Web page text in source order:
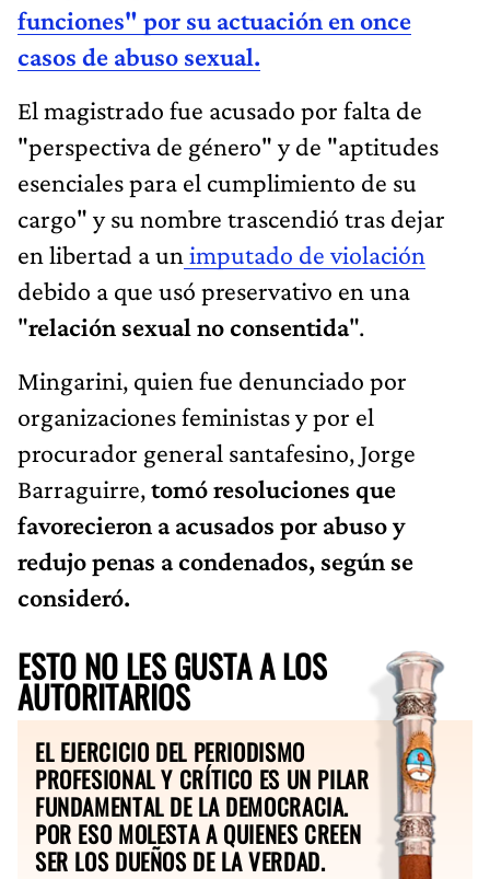
funciones" por su actuación en once
casos de abuso sexual.
El magistrado fue acusado por falta de
"perspectiva de género" y de "aptitudes
esenciales para el cumplimiento de su
cargo" y su nombre trascendió tras dejar
en libertad a un imputado de violación
debido a que usó preservativo en una
"relación sexual no consentida".
Mingarini, quien fue denunciado por
organizaciones feministas y por el
procurador general santafesino, Jorge
Barraguirre,tomó resoluciones que
favorecieron a acusados por abuso y
redujo penas a condenados, según se
consideró.
ESTO NO LES GUSTA A LOS
AUTORITARIOS
EL EJERCICIO DEL PERIODISMO
PROFESIONAL Y CRÍTICO ES UN PILAR
FUNDAMENTAL DE LA DEMOCRACIA.
POR ESO MOLESTA A QUIENES CREEN
SER LOS DUEÑOS DE LA VERDAD.